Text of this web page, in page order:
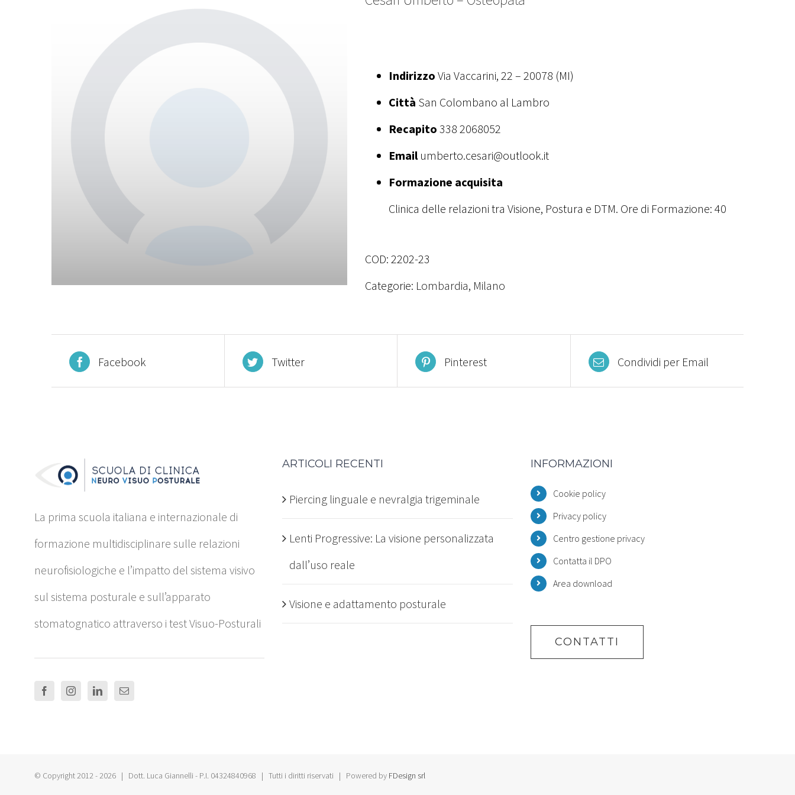
Indirizzo Via Vaccarini, 22 – 20078 (MI)
Città San Colombano al Lambro
Recapito 338 2068052
Emailumberto.cesari@outlook.it
Formazione acquisita
Clinica delle relazioni tra Visione, Postura e DTM. Ore di Formazione: 40
COD: 2202-23
Categorie: Lombardia, Milano
Facebook Twitter Pinterest Condividi per Email
La prima scuola italiana e internazionale di
formazione multidisciplinare sulle relazioni
neurofisiologiche e l’impatto del sistema visivo
sul sistema posturale e sull’apparato
stomatognatico attraverso i test Visuo-Posturali
ARTICOLI RECENTI
Piercing linguale e nevralgia trigeminale
Lenti Progressive: La visione personalizzata
dall’uso reale
Visione e adattamento posturale
INFORMAZIONI
Cookie policy
Privacy policy
Centro gestione privacy
Contatta il DPO
Area download
CONTATTI
© Copyright 2012 -2026 | Dott. Luca Giannelli - P.I. 04324840968 | Tutti i diritti riservati | Powered by FDesign srl